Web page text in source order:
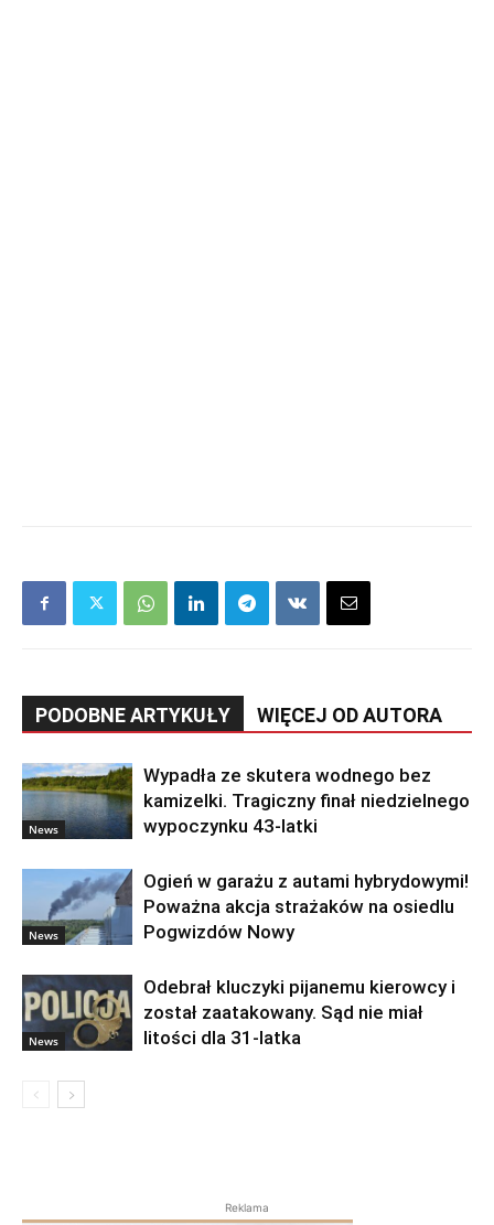
PODOBNE ARTYKUŁY WIĘCEJ OD AUTORA
News
Wypadła ze skutera wodnego bez
kamizelki. Tragiczny finał niedzielnego
wypoczynku 43-latki
News
Ogień w garażu z autami hybrydowymi!
Poważna akcja strażaków na osiedlu
Pogwizdów Nowy
News
Odebrał kluczyki pijanemu kierowcy i
został zaatakowany. Sąd nie miał
litości dla 31-latka
Reklama